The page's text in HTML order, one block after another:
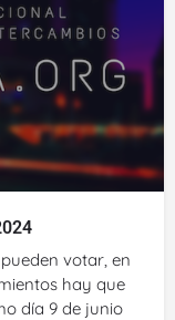
votar, en
hay que
día 9 de junio